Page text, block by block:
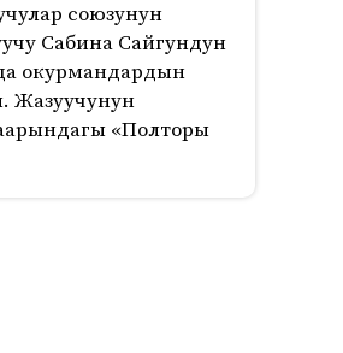
союзунун
Сабина Сайгундун
окурмандардын
Жазуучунун
«Полторы